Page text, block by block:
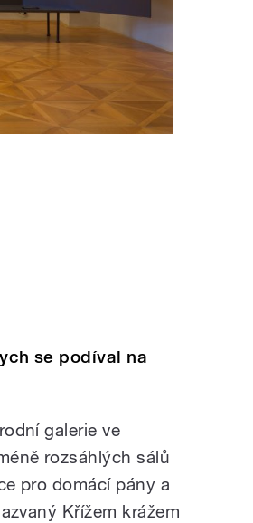
se podíval na
galerie ve
rozsáhlých sálů
pro domácí pány a
Křížem krážem